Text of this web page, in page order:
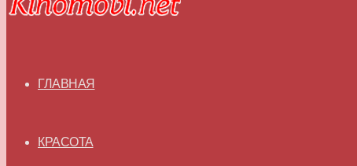
ГЛАВНАЯ
КРАСОТА